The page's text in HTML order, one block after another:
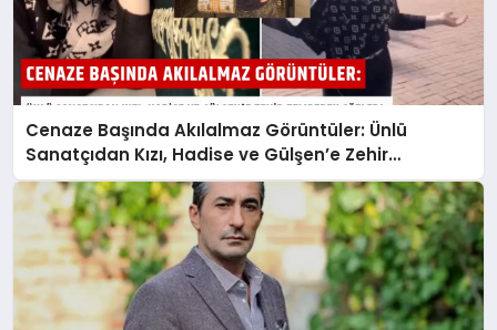
Cenaze Başında Akılalmaz Görüntüler: Ünlü
Sanatçıdan Kızı, Hadise ve Gülşen’e Zehir
Zemberek Sözler!